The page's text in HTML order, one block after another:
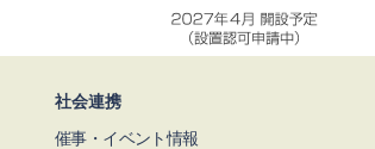
社会連携
催事・イベント情報